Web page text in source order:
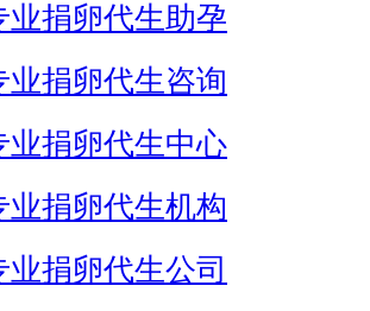
业捐卵代生助孕
业捐卵代生咨询
业捐卵代生中心
业捐卵代生机构
业捐卵代生公司